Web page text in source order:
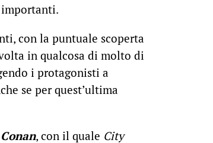
con la puntuale scoperta
in qualcosa di molto di
i protagonisti a
se per quest’ultima
, con il quale City